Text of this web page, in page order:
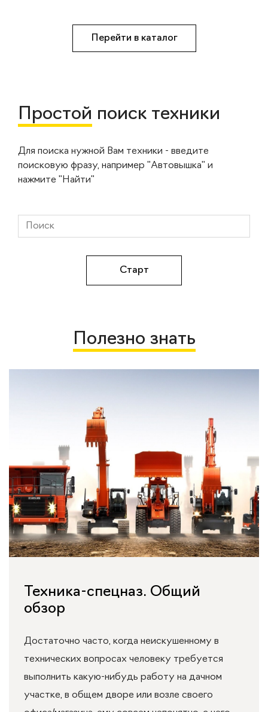
Перейти в каталог
Простой поиск техники
Для поиска нужной Вам техники - введите
поисковую фразу, например "Автовышка" и
нажмите "Найти"
Полезно знать
Техника-спецназ. Общий
обзор
Достаточно часто, когда неискушенному в
технических вопросах человеку требуется
выполнить какую-нибудь работу на дачном
участке, в общем дворе или возле своего